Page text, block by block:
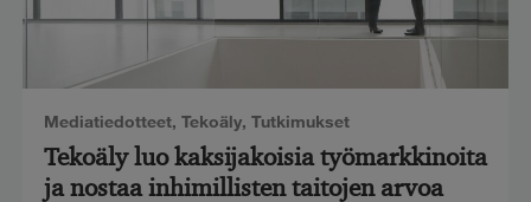
Mediatiedotteet, Tekoäly, Tutkimukset
Tekoäly luo kaksijakoisia työmarkkinoita
ja nostaa inhimillisten taitojen arvoa